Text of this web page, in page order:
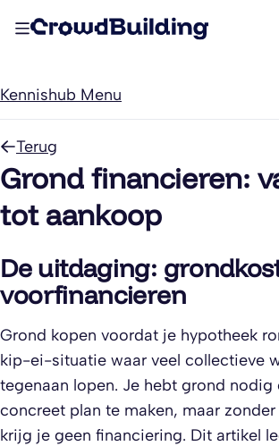
Kennishub Menu
Terug
Grond financieren:
tot aankoop
De uitdaging:
voorfinancieren
Grond kopen voordat je hypotheek
kip-ei-situatie waar veel collectieve
tegenaan lopen. Je hebt grond nodig
concreet plan te maken, maar
krijg je geen financiering. Dit artikel